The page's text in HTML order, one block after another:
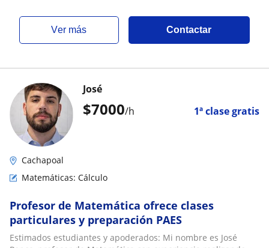
ver más Contactar
$7000/h 1ª clase gratis
José
Cachapoal
Matemáticas: Cálculo
Profesor de Matemática ofrece clases
particulares y preparación PAES
Estimados estudiantes y apoderados: Mi nombre es José